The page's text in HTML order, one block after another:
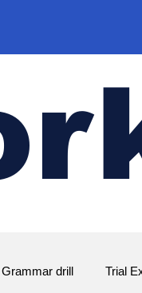
Grammar drill Trial